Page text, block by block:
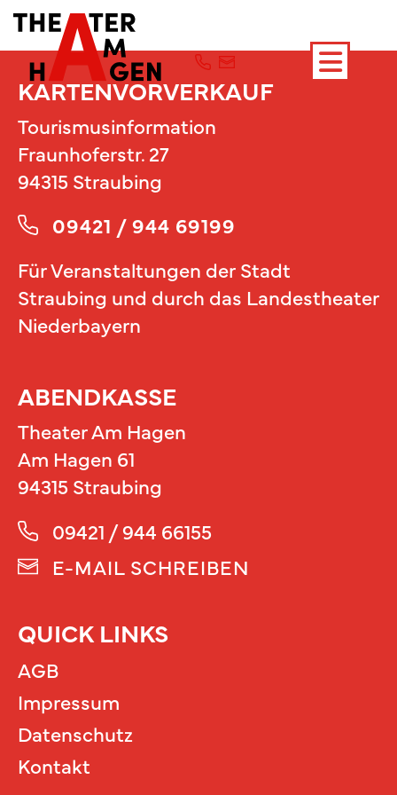
KARTENVORVERKAUF
Tourismusinformation
Fraunhoferstr. 27
94315 Straubing
09421 / 944 69199
Für Veranstaltungen der Stadt
Straubing und durch das Landestheater
Niederbayern
ABENDKASSE
Theater Am Hagen
Am Hagen 61
94315 Straubing
09421 / 944 66155
E-MAIL SCHREIBEN
QUICK LINKS
AGB
Impressum
Datenschutz
Kontakt